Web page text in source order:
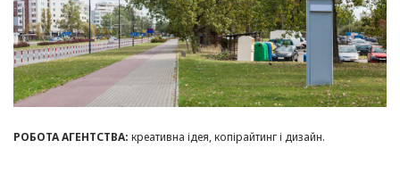
РОБОТА АГЕНТСТВА: креативна ідея, копірайтинг і дизайн.